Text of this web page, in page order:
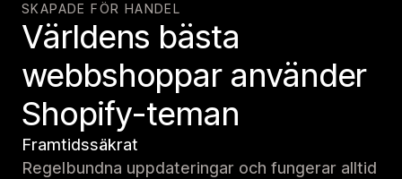
SKAPADE FÖR HANDEL
Världens bästa
webbshoppar använder
Shopify-teman
Framtidssäkrat
Regelbundna uppdateringar och fungerar alltid